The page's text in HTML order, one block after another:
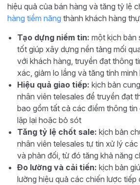
hiệu quả của bán hàng và tăng tỷ lệ
hàng tiềm năng thành khách hàng
Tạo dựng niềm tin: một kịch bản
tốt giúp xây dựng nền tảng mối
với khách hàng, truyền đạt thông
xác, giảm lo lắng và tăng tính minh
Hiệu quả giao tiếp: kịch bản
nhân viên telesales để truyền đạt
bao gồm tất cả các điểm thông tin
lặp lại hoặc bỏ sót
Tăng tỷ lệ chốt sale: kịch bản
nhân viên telesales tự tin xử lý
và phản đối, từ đó tăng khả năng
Đo lường và cải tiến: kịch bản
lường hiệu quả các chiến lược tiếp